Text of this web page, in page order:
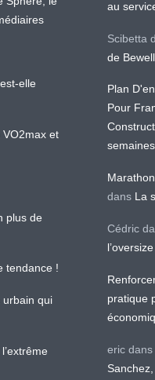
elle
et
plus de
tendance !
urbain qui
au
Scibetta
de
Plan
Pour
semaines
dans La
Cédric
pratique
eric dans